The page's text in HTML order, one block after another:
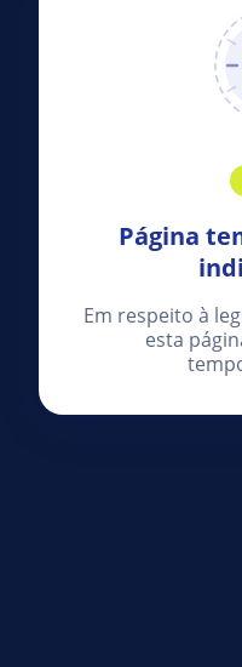
Página
Em respeito à
esta